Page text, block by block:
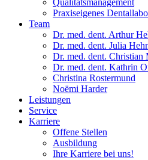
Praxiseigenes
Team
Dr. med. dent. Arthur
Dr. med. dent. Julia
Dr. med. dent. Christian
Dr. med. dent. Kathrin
Christina Rostermund
Noëmi Harder
Leistungen
Service
Karriere
Offene Stellen
Ausbildung
Ihre Karriere bei uns!